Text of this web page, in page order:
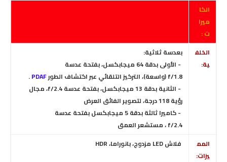
الكا
ميرا
ت :
الخلف
ية:
بعدسة ثلاثية:
- الأولى بدقة 64 ميجابكسل، بفتحة عدسة
f/1.8(واسعة)،التركيز التلقائي عبر اكتشاف الطورPDAF
.
- الثانية بدقة 13 ميجابكسل، بفتحة عدسة f/2.4، مجال
رؤية 118 درجة
،لتصوير الفائق العرض
- كاميرا ثالثة بدقة 5 ميجابكسل بفتحة عدسة
f/2.4 ، مستشعر العمق
المم
يزات:
فلاش LED مزدوج، بانوراما، HDR